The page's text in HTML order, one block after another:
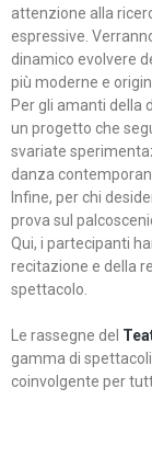
attenzione alla
espressive.
dinamico evolvere
più moderne e
Per gli amanti della
un progetto che
svariate
danza
Infine, per chi
prova sul
Qui, i partecipanti
recitazione e della
spettacolo.
Le rassegne del
gamma di
coinvolgente per